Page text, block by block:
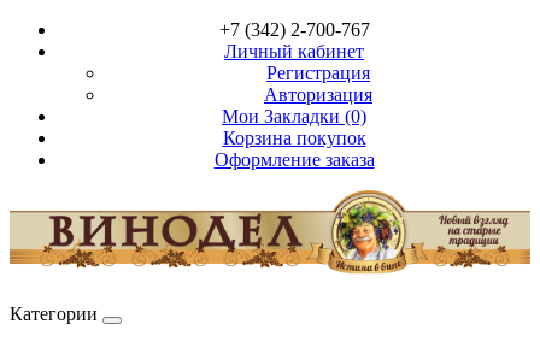
+7 (342) 2-700-767
Личный кабинет
Регистрация
Авторизация
Мои Закладки (0)
Корзина покупок
Оформление заказа
Категории